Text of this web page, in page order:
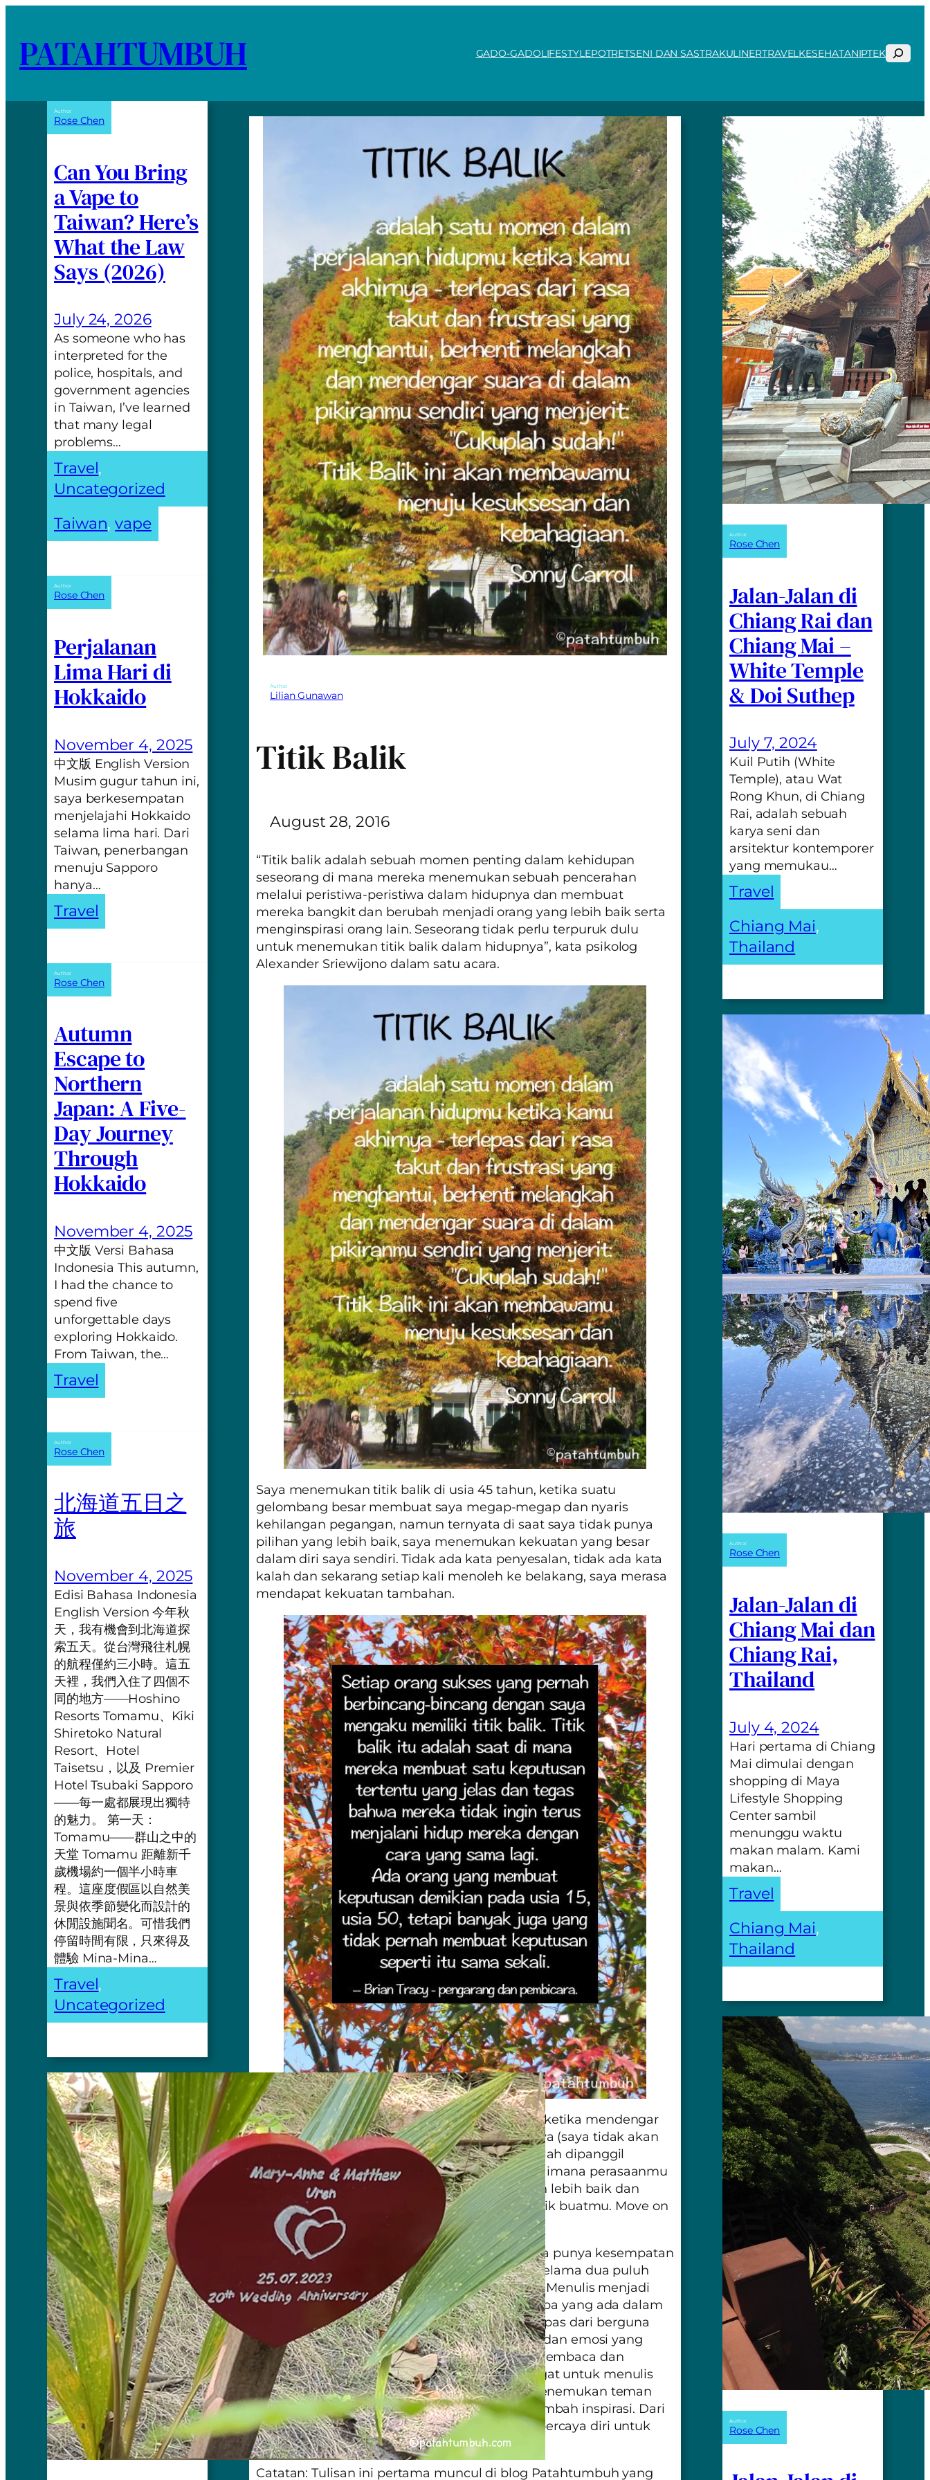
PATAHTUMBUH GADO-GADOLIFESTYLEPOTRETSENI DAN SASTRAKULINERTRAVELKESEHATANIPTEKSearch
Author:
Rose Chen
Can You Bring
a Vape to
Taiwan? Here’s
What the Law
Says (2026)
July 24, 2026
As someone who has
interpreted for the
police, hospitals, and
government agencies
in Taiwan, I’ve learned
that many legal
problems…
Travel
Uncategorized
Taiwan, vape
Author:
Rose Chen
Perjalanan
Lima Hari di
Hokkaido
November 4, 2025
中文版 English Version
Musim gugur tahun ini,
saya berkesempatan
menjelajahi Hokkaido
selama lima hari. Dari
Taiwan, penerbangan
menuju Sapporo
hanya…
Travel
Author:
Rose Chen
Autumn
Escape to
Northern
Japan: A Five-
Day Journey
Through
Hokkaido
November 4, 2025
中文版 Versi Bahasa
Indonesia This autumn,
I had the chance to
spend five
unforgettable days
exploring Hokkaido.
From Taiwan, the…
Travel
Author:
Rose Chen
北海道五日之
旅
November 4, 2025
Edisi Bahasa Indonesia
English Version 今年秋
天，我有機會到北海道探
索五天。從台灣飛往札幌
的航程僅約三小時。這五
天裡，我們入住了四個不
同的地方——Hoshino
Resorts Tomamu、Kiki
Shiretoko Natural
Resort、Hotel
Taisetsu，以及 Premier
Hotel Tsubaki Sapporo
——每一處都展現出獨特
的魅力。 第一天：
Tomamu——群山之中的
天堂 Tomamu 距離新千
歲機場約一個半小時車
程。這座度假區以自然美
景與依季節變化而設計的
休閒設施聞名。可惜我們
停留時間有限，只來得及
體驗 Mina-Mina…
Travel
Uncategorized
Author:
Lilian Gunawan
Titik Balik
August 28, 2016
“Titik balik adalah sebuah momen penting dalam kehidupan
seseorang di mana mereka menemukan sebuah pencerahan
melalui peristiwa-peristiwa dalam hidupnya dan membuat
mereka bangkit dan berubah menjadi orang yang lebih baik serta
menginspirasi orang lain. Seseorang tidak perlu terpuruk dulu
untuk menemukan titik balik dalam hidupnya”, kata psikolog
Alexander Sriewijono dalam satu acara.
Saya menemukan titik balik di usia 45 tahun, ketika suatu
gelombang besar membuat saya megap-megap dan nyaris
kehilangan pegangan, namun ternyata di saat saya tidak punya
pilihan yang lebih baik, saya menemukan kekuatan yang besar
dalam diri saya sendiri. Tidak ada kata penyesalan, tidak ada kata
kalah dan sekarang setiap kali menoleh ke belakang, saya merasa
mendapat kekuatan tambahan.
Seorang sahabat hanya menanyakan satu hal ketika mendengar
kisah saya pada pertemuan terakhir dengannya (saya tidak akan
pernah bertemu lagi dengannya karena dia telah dipanggil
menghadap Yang Kuasa pada Juli 2013):“Bagaimana perasaanmu
saat ini setelah semua berlalu?”. “Rasanya jauh lebih baik dan
lega”, jawab saya.
“Artinya, ini keputusan terbaik buatmu. Move on
and you’ll be stronger.”
Sejak titik balik dalam kehidupan saya itu, saya punya kesempatan
merajut kembali obsesi-obsesi yang tercecer selama dua puluh
tahun terakhir. Salah satunya adalah menulis. Menulis menjadi
salah satu penyaluran buat berbagi rasa dan apa yang ada dalam
pikiran saya. Terapeutik buat saya sendiri, terlepas dari berguna
atau tidak tulisan saya buat orang lain. Waktu dan emosi yang
tercurah terbayar ketika ada yang berkenan membaca dan
mengapresiasi tulisan saya, membuat semangat untuk menulis
terus menyala. Dari kegiatan menulis, saya menemukan teman
baru. Teman berbagi rasa dan harapan, menambah inspirasi. Dari
menulis saya juga mendapat tambahan rasa percaya diri untuk
terus berjalan mewujudkan obsesi lain.
Catatan: Tulisan ini pertama muncul di blog Patahtumbuh yang
Author:
Rose Chen
Jalan-Jalan di
Chiang Rai dan
Chiang Mai –
White Temple
& Doi Suthep
July 7, 2024
Kuil Putih (White
Temple), atau Wat
Rong Khun, di Chiang
Rai, adalah sebuah
karya seni dan
arsitektur kontemporer
yang memukau…
Travel
Chiang Mai
Thailand
Author:
Rose Chen
Jalan-Jalan di
Chiang Mai dan
Chiang Rai,
Thailand
July 4, 2024
Hari pertama di Chiang
Mai dimulai dengan
shopping di Maya
Lifestyle Shopping
Center sambil
menunggu waktu
makan malam. Kami
makan…
Travel
Chiang Mai
Thailand
Author:
Rose Chen